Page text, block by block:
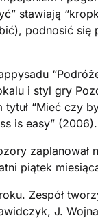
stawiają
podnosić się
i styl gry
“Mieć czy
is easy” (2006).
zaplanował
piątek
Zespół
J.